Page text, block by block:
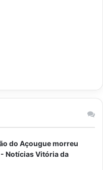
do Açougue morreu
Notícias Vitória da